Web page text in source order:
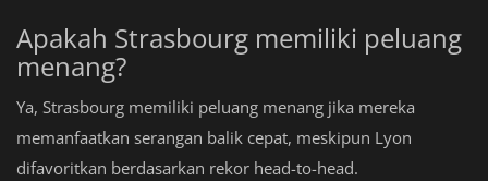
Apakah Strasbourg memiliki peluang
menang?
Ya, Strasbourg memiliki peluang menang jika mereka
memanfaatkan serangan balik cepat, meskipun Lyon
difavoritkan berdasarkan rekor head-to-head.